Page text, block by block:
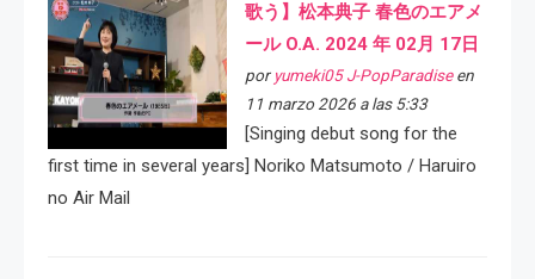
歌う】松本典子 春色のエアメ
ール O.A. 2024 年 02月 17日
por yumeki05 J-PopParadiseen
11 marzo 2026 a las 5:33
[Singing debut song for the
first time in several years] Noriko Matsumoto / Haruiro
no Air Mail